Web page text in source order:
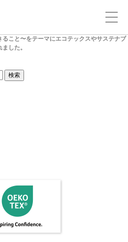
こと〜をテーマにエコテックスやサステナブ
した。
検索